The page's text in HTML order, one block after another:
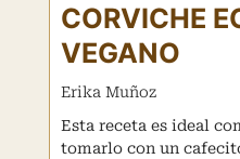
CORVICHE
VEGANO
Erika Muñoz
Esta receta es ideal
tomarlo con un